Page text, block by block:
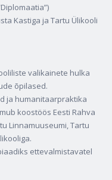
Kastiga ja Tartu Ülikooli
valikainete hulka
õpilased.
ja humanitaarpraktika
koostöös Eesti Rahva
Linnamuuseumi, Tartu
ettevalmistavatel